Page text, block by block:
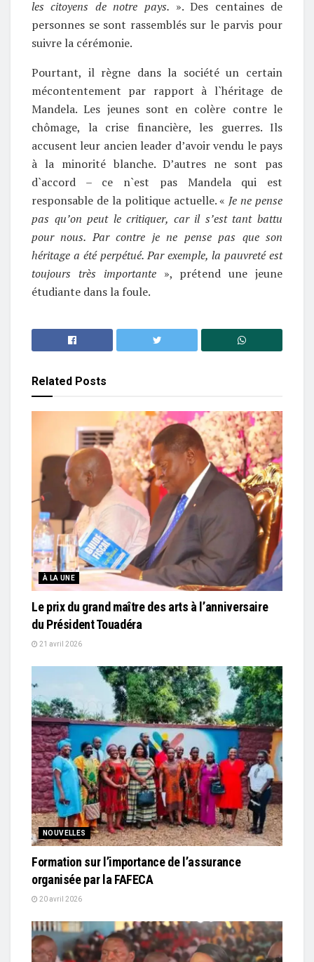
les citoyens de notre pays. ». Des centaines de
personnes se sont rassemblés sur le parvis pour
suivre la cérémonie.
Pourtant, il règne dans la société un certain
mécontentement par rapport à l`héritage de
Mandela. Les jeunes sont en colère contre le
chômage, la crise financière, les guerres. Ils
accusent leur ancien leader d’avoir vendu le pays
à la minorité blanche. D’autres ne sont pas
d`accord – ce n`est pas Mandela qui est
responsable de la politique actuelle. « Je ne pense
pas qu’on peut le critiquer, car il s’est tant battu
pour nous. Par contre je ne pense pas que son
héritage a été perpétué. Par exemple, la pauvreté est
toujours très importante», prétend une jeune
étudiante dans la foule.
Related Posts
À LA UNE
Le prix du grand maître des arts à l’anniversaire
du Président Touadéra
21 avril 2026
NOUVELLES
Formation sur l’importance de l’assurance
organisée par la FAFECA
20 avril 2026